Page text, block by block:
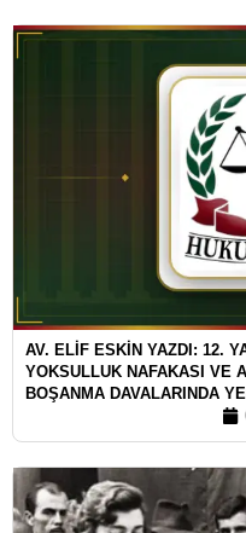
AV. ELİF ESKİN YAZDI: 12.
YOKSULLUK NAFAKASI VE
BOŞANMA DAVALARINDA